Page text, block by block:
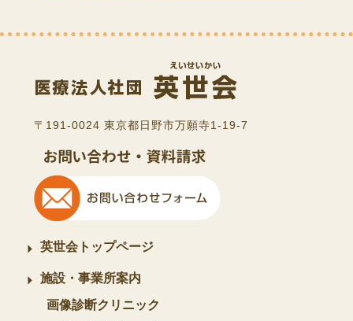
〒191-0024 東京都日野市万願寺1-19-7
英世会トップページ
施設・事業所案内
画像診断クリニック